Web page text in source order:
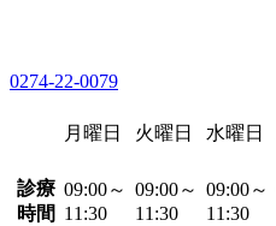
0274-22-0079
月曜日 火曜日 水曜日
診療
時間
09:00～
11:30
09:00～
11:30
09:00～
11:30